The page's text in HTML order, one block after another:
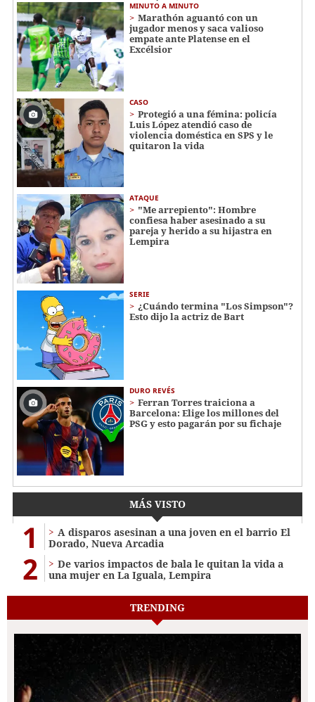
MINUTO A MINUTO
Marathón aguantó con un
jugador menos y saca valioso
empate ante Platense en el
Excélsior
CASO
Protegió a una fémina: policía
Luis López atendió caso de
violencia doméstica en SPS y le
quitaron la vida
ATAQUE
"Me arrepiento": Hombre
confiesa haber asesinado a su
pareja y herido a su hijastra en
Lempira
SERIE
¿Cuándo termina "Los Simpson"?
Esto dijo la actriz de Bart
DURO REVÉS
Ferran Torres traiciona a
Barcelona: Elige los millones del
PSG y esto pagarán por su fichaje
MÁS VISTO
1
A disparos asesinan a una joven en el barrio El
Dorado, Nueva Arcadia
2
De varios impactos de bala le quitan la vida a
una mujer en La Iguala, Lempira
TRENDING